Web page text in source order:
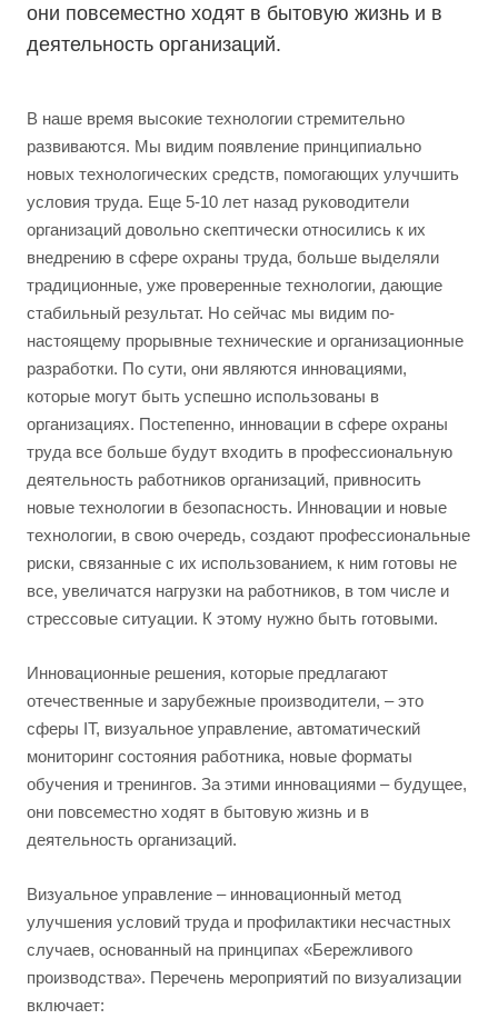
они повсеместно ходят в бытовую жизнь и в
деятельность организаций.
В наше время высокие технологии стремительно
развиваются. Мы видим появление принципиально
новых технологических средств, помогающих улучшить
условия труда. Еще 5-10 лет назад руководители
организаций довольно скептически относились к их
внедрению в сфере охраны труда, больше выделяли
традиционные, уже проверенные технологии, дающие
стабильный результат. Но сейчас мы видим по-
настоящему прорывные технические и организационные
разработки. По сути, они являются инновациями,
которые могут быть успешно использованы в
организациях. Постепенно, инновации в сфере охраны
труда все больше будут входить в профессиональную
деятельность работников организаций, привносить
новые технологии в безопасность. Инновации и новые
технологии, в свою очередь, создают профессиональные
риски, связанные с их использованием, к ним готовы не
все, увеличатся нагрузки на работников, в том числе и
стрессовые ситуации. К этому нужно быть готовыми.
Инновационные решения, которые предлагают
отечественные и зарубежные производители, – это
сферы IT, визуальное управление, автоматический
мониторинг состояния работника, новые форматы
обучения и тренингов. За этими инновациями – будущее,
они повсеместно ходят в бытовую жизнь и в
деятельность организаций.
Визуальное управление – инновационный метод
улучшения условий труда и профилактики несчастных
случаев, основанный на принципах «Бережливого
производства». Перечень мероприятий по визуализации
включает: